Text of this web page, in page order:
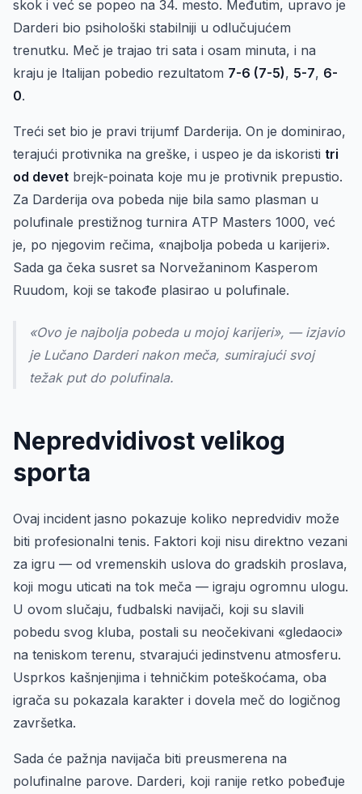
skok i već se popeo na 34. mesto. Međutim, upravo je
Darderi bio psihološki stabilniji u odlučujućem
trenutku. Meč je trajao tri sata i osam minuta, i na
kraju je Italijan pobedio rezultatom 7-6 (7-5), 5-7, 6-
0.
Treći set bio je pravi trijumf Darderija. On je dominirao,
terajući protivnika na greške, i uspeo je da iskoristi tri
od devet brejk-poinata koje mu je protivnik prepustio.
Za Darderija ova pobeda nije bila samo plasman u
polufinale prestižnog turnira ATP Masters 1000, već
je, po njegovim rečima, «najbolja pobeda u karijeri».
Sada ga čeka susret sa Norvežaninom Kasperom
Ruudom, koji se takođe plasirao u polufinale.
«Ovo je najbolja pobeda u mojoj karijeri», — izjavio
je Lučano Darderi nakon meča, sumirajući svoj
težak put do polufinala.
Nepredvidivost velikog
sporta
Ovaj incident jasno pokazuje koliko nepredvidiv može
biti profesionalni tenis. Faktori koji nisu direktno vezani
za igru — od vremenskih uslova do gradskih proslava,
koji mogu uticati na tok meča — igraju ogromnu ulogu.
U ovom slučaju, fudbalski navijači, koji su slavili
pobedu svog kluba, postali su neočekivani «gledaoci»
na teniskom terenu, stvarajući jedinstvenu atmosferu.
Usprkos kašnjenjima i tehničkim poteškoćama, oba
igrača su pokazala karakter i dovela meč do logičnog
završetka.
Sada će pažnja navijača biti preusmerena na
polufinalne parove. Darderi, koji ranije retko pobeđuje